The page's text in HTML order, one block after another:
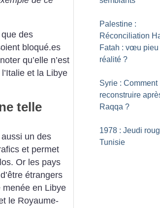
que des
bloqué.es
qu’elle n’est
et la Libye
telle
un des
et permet
Or les pays
étrangers
menée en Libye
le Royaume-
Palestine :
Réconciliation
Fatah : vœu pieu
réalité ?
Syrie : Comment
reconstruire
Raqqa ?
1978 : Jeudi
Tunisie